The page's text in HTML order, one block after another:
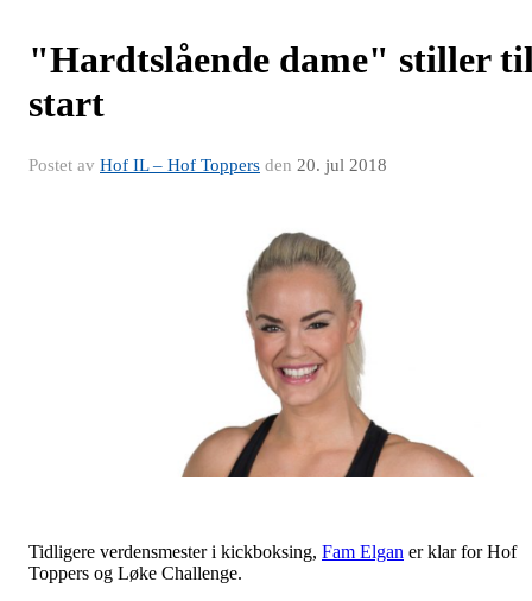
"Hardtslående dame" stiller
start
Postet av Hof IL – Hof Toppers den 20. jul 2018
Tidligere verdensmester i kickboksing, Fam Elgan er klar for Hof
Toppers og Løke Challenge.